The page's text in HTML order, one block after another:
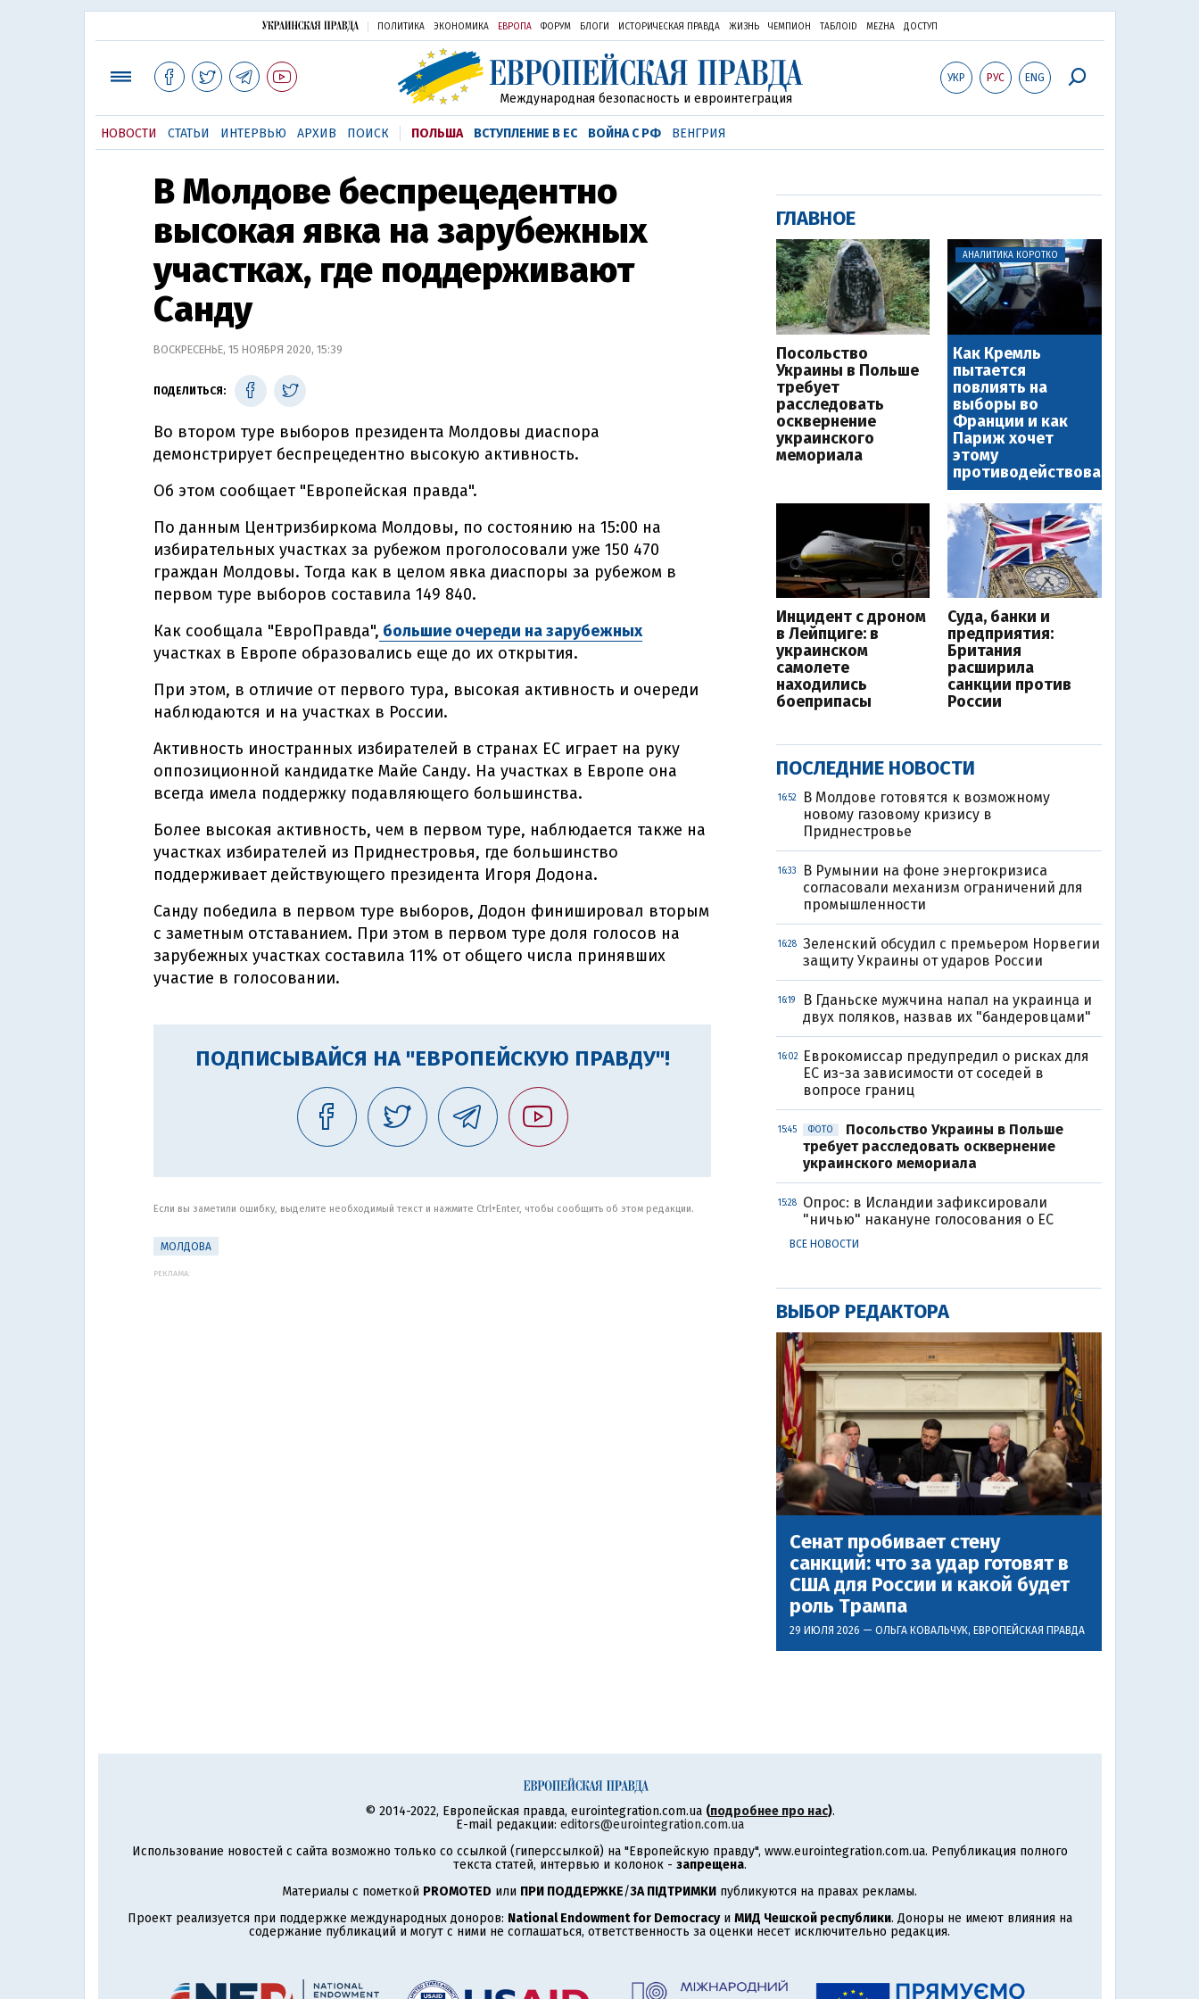
ПОЛИТИКА ЭКОНОМИКА ЕВРОПА ФОРУМ БЛОГИ ИСТОРИЧЕСКАЯ ПРАВДА ЖИЗНЬ ЧЕМПИОН ТАБЛОID MEZHA ДОСТУП
УКР РУС ENG
Международная безопасность и евроинтеграция
НОВОСТИ СТАТЬИ ИНТЕРВЬЮ АРХИВ ПОИСК ПОЛЬША ВСТУПЛЕНИЕ В ЕС ВОЙНА С РФ ВЕНГРИЯ
В Молдове беспрецедентно
высокая явка на зарубежных
участках, где поддерживают
Санду
ВОСКРЕСЕНЬЕ, 15 НОЯБРЯ 2020, 15:39
ПОДЕЛИТЬСЯ:
Во втором туре выборов президента Молдовы диаспора
демонстрирует беспрецедентно высокую активность.
Об этом сообщает "Европейская правда".
По данным Центризбиркома Молдовы, по состоянию на 15:00 на
избирательных участках за рубежом проголосовали уже 150 470
граждан Молдовы. Тогда как в целом явка диаспоры за рубежом в
первом туре выборов составила 149 840.
Как сообщала "ЕвроПравда", большие очереди на зарубежных
участках в Европе образовались еще до их открытия.
При этом, в отличие от первого тура, высокая активность и очереди
наблюдаются и на участках в России.
Активность иностранных избирателей в странах ЕС играет на руку
оппозиционной кандидатке Майе Санду. На участках в Европе она
всегда имела поддержку подавляющего большинства.
Более высокая активность, чем в первом туре, наблюдается также на
участках избирателей из Приднестровья, где большинство
поддерживает действующего президента Игоря Додона.
Санду победила в первом туре выборов, Додон финишировал вторым
с заметным отставанием. При этом в первом туре доля голосов на
зарубежных участках составила 11% от общего числа принявших
участие в голосовании.
ПОДПИСЫВАЙСЯ НА "ЕВРОПЕЙСКУЮ ПРАВДУ"!
Если вы заметили ошибку, выделите необходимый текст и нажмите Ctrl+Enter, чтобы сообщить об этом редакции.
МОЛДОВА
РЕКЛАМА:
ГЛАВНОЕ
Посольство
Украины в Польше
требует
расследовать
осквернение
украинского
мемориала
АНАЛИТИКА КОРОТКО
Как Кремль
пытается
повлиять на
выборы во
Франции и как
Париж хочет
этому
противодействовать
Инцидент с дроном
в Лейпциге: в
украинском
самолете
находились
боеприпасы
Суда, банки и
предприятия:
Британия
расширила
санкции против
России
ПОСЛЕДНИЕ НОВОСТИ
16:52
В Молдове готовятся к возможному
новому газовому кризису в
Приднестровье
16:33
В Румынии на фоне энергокризиса
согласовали механизм ограничений для
промышленности
16:28
Зеленский обсудил с премьером Норвегии
защиту Украины от ударов России
16:19
В Гданьске мужчина напал на украинца и
двух поляков, назвав их "бандеровцами"
16:02
Еврокомиссар предупредил о рисках для
ЕС из-за зависимости от соседей в
вопросе границ
15:45 ФОТО
Посольство Украины в Польше
требует расследовать осквернение
украинского мемориала
15:28
Опрос: в Исландии зафиксировали
"ничью" накануне голосования о ЕС
ВСЕ НОВОСТИ
ВЫБОР РЕДАКТОРА
Сенат пробивает стену
санкций: что за удар готовят в
США для России и какой будет
роль Трампа
29 ИЮЛЯ 2026 — ОЛЬГА КОВАЛЬЧУК, ЕВРОПЕЙСКАЯ ПРАВДА
© 2014-2022, Европейская правда, eurointegration.com.ua (подробнее про нас).
E-mail редакции: editors@eurointegration.com.ua
Использование новостей с сайта возможно только со ссылкой (гиперссылкой) на "Европейскую правду", www.eurointegration.com.ua. Републикация полного
текста статей, интервью и колонок - запрещена.
Материалы с пометкой PROMOTED или ПРИ ПОДДЕРЖКЕ/ЗА ПІДТРИМКИ публикуются на правах рекламы.
Проект реализуется при поддержке международных доноров: National Endowment for Democracyи МИД Чешской республики. Доноры не имеют влияния на
содержание публикаций и могут с ними не соглашаться, ответственность за оценки несет исключительно редакция.